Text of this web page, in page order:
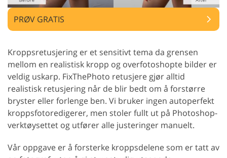
PRØV GRATIS
Kroppsretusjering er et sensitivt tema da grensen
mellom en realistisk kropp og overfotoshopte bilder er
veldig uskarp. FixThePhoto retusjere gjør alltid
realistisk retusjering når de blir bedt om å forstørre
bryster eller forlenge ben. Vi bruker ingen autoperfekt
kroppsfotoredigerer, men stoler fullt ut på Photoshop-
verktøysettet og utfører alle justeringer manuelt.
Vår oppgave er å forsterke kroppsdelene som er tatt av